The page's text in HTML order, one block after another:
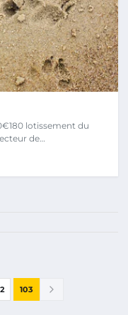
lotissement du
de…
103